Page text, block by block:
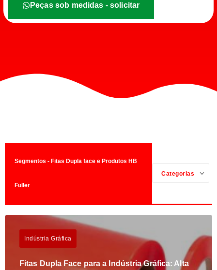
Peças sob medidas - solicitar
Segmentos - Fitas Dupla face e Produtos HB
Fuller
Categorias
Indústria Gráfica
Fitas Dupla Face para a Indústria Gráfica: Alta